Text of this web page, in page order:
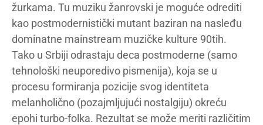
žurkama. Tu muziku žanrovski je moguće odrediti
kao postmodernistički mutant baziran na nasleđu
dominatne mainstream muzičke kulture 90tih.
Tako u Srbiji odrastaju deca postmoderne (samo
tehnološki neuporedivo pismenija), koja se u
procesu formiranja pozicije svog identiteta
melanholično (pozajmljujući nostalgiju) okreću
epohi turbo-folka. Rezultat se može meriti različitim